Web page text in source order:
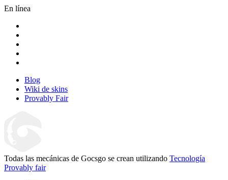
En línea
Blog
Wiki de skins
Provably Fair
Todas las mecánicas de Gocsgo se crean utilizando Tecnología
Provably fair